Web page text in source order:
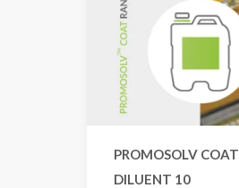
PROMOSOLV COAT
DILUENT 10